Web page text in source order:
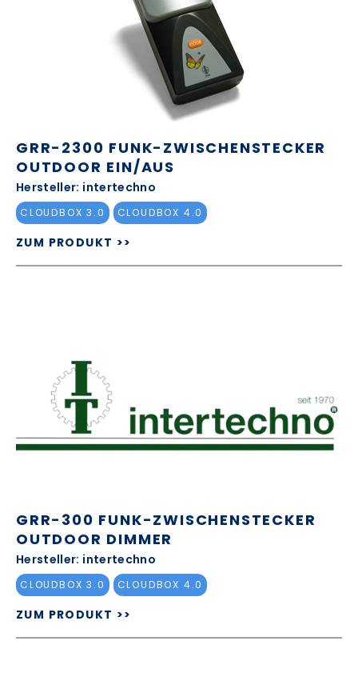
GRR-2300 FUNK-ZWISCHENSTECKER
OUTDOOR EIN/AUS
Hersteller: intertechno
CLOUDBOX 3.0 CLOUDBOX 4.0
ZUM PRODUKT >>
GRR-300 FUNK-ZWISCHENSTECKER
OUTDOOR DIMMER
Hersteller: intertechno
CLOUDBOX 3.0 CLOUDBOX 4.0
ZUM PRODUKT >>